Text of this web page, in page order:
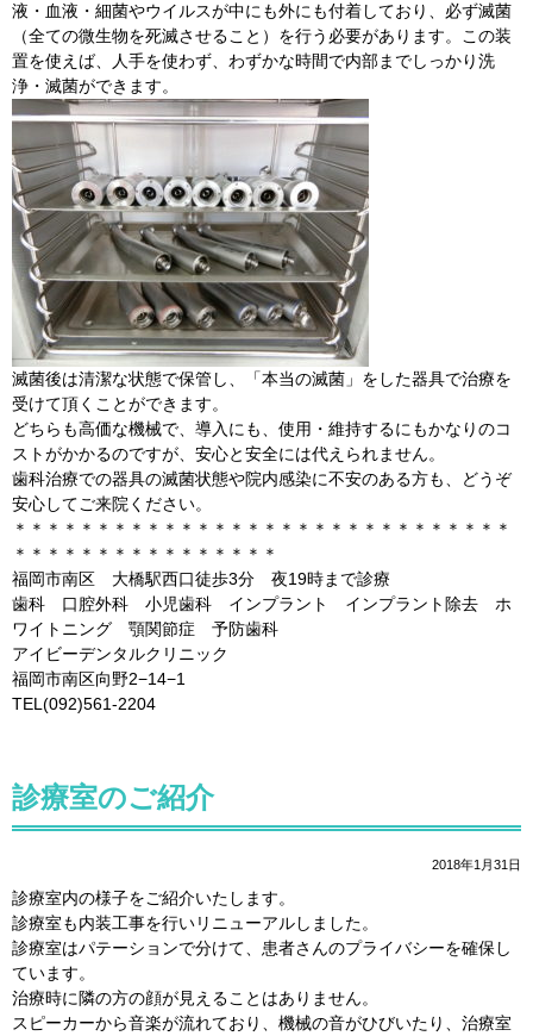
液・血液・細菌やウイルスが中にも外にも付着しており、必ず滅菌
（全ての微生物を死滅させること）を行う必要があります。この装
置を使えば、人手を使わず、わずかな時間で内部までしっかり洗
浄・滅菌ができます。
滅菌後は清潔な状態で保管し、「本当の滅菌」をした器具で治療を
受けて頂くことができます。
どちらも高価な機械で、導入にも、使用・維持するにもかなりのコ
ストがかかるのですが、安心と安全には代えられません。
歯科治療での器具の滅菌状態や院内感染に不安のある方も、どうぞ
安心してご来院ください。
＊＊＊＊＊＊＊＊＊＊＊＊＊＊＊＊＊＊＊＊＊＊＊＊＊＊＊＊＊＊
＊＊＊＊＊＊＊＊＊＊＊＊＊＊＊＊
福岡市南区 大橋駅西口徒歩3分 夜19時まで診療
歯科 口腔外科 小児歯科 インプラント インプラント除去 ホ
ワイトニング 顎関節症 予防歯科
アイビーデンタルクリニック
福岡市南区向野2−14−1
TEL(092)561-2204
診療室のご紹介
2018年1月31日
診療室内の様子をご紹介いたします。
診療室も内装工事を行いリニューアルしました。
診療室はパテーションで分けて、患者さんのプライバシーを確保し
ています。
治療時に隣の方の顔が見えることはありません。
スピーカーから音楽が流れており、機械の音がひびいたり、治療室